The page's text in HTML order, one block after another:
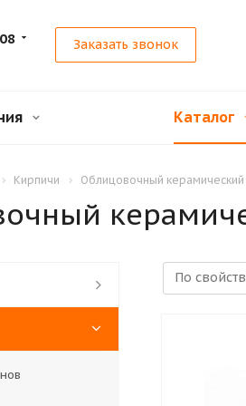
Заказать звонок
Каталог
Кирпичи Облицовочный керамический